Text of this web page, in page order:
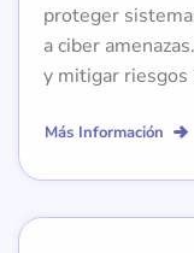
proteger
a ciber
y mitigar
Más Información